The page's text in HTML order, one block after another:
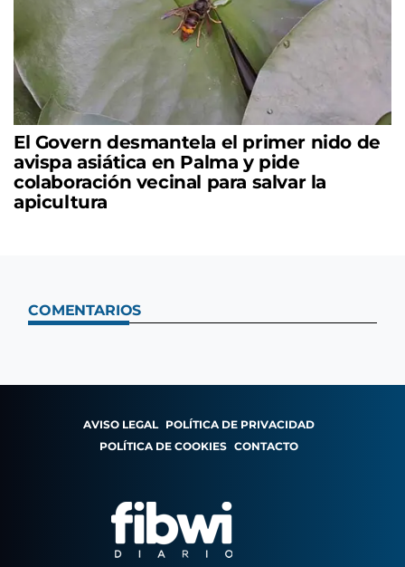
El Govern desmantela el primer nido de
avispa asiática en Palma y pide
colaboración vecinal para salvar la
apicultura
COMENTARIOS
AVISO LEGAL POLÍTICA DE PRIVACIDAD
POLÍTICA DE COOKIES CONTACTO